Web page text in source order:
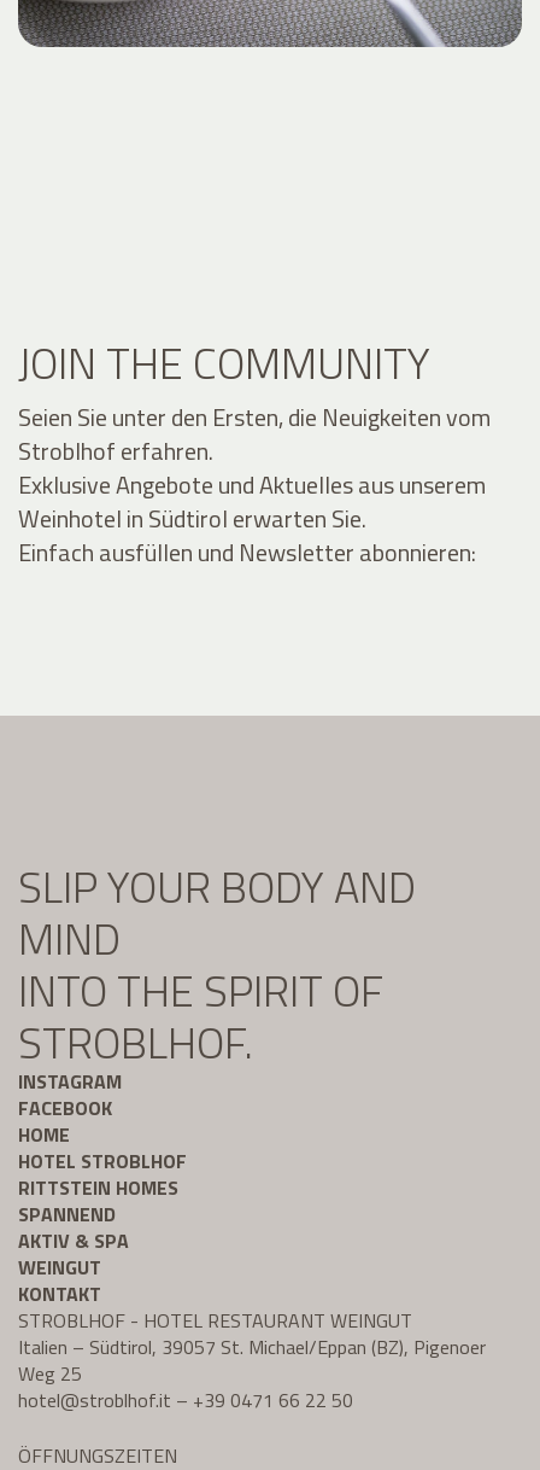
JOIN THE COMMUNITY
Seien Sie unter den Ersten, die Neuigkeiten vom
Stroblhof erfahren.
Exklusive Angebote und Aktuelles aus unserem
Weinhotel in Südtirol erwarten Sie.
Einfach ausfüllen und Newsletter abonnieren:
SLIP YOUR BODY AND
MIND
INTO THE SPIRIT OF
STROBLHOF.
INSTAGRAM
FACEBOOK
HOME
HOTEL STROBLHOF
RITTSTEIN HOMES
SPANNEND
AKTIV & SPA
WEINGUT
KONTAKT
STROBLHOF - HOTEL RESTAURANT WEINGUT
Italien – Südtirol, 39057 St. Michael/Eppan (BZ), Pigenoer
Weg 25
hotel@stroblhof.it – +39 0471 66 22 50
ÖFFNUNGSZEITEN